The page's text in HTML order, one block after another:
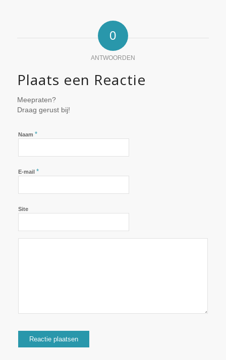
0
ANTWOORDEN
Plaats een Reactie
Meepraten?
Draag gerust bij!
Naam *
E-mail *
Site